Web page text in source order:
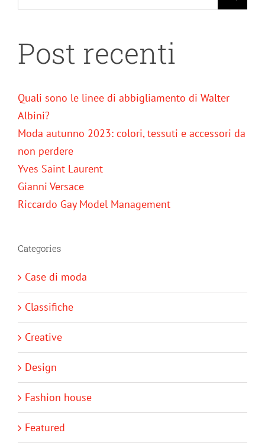
Post recenti
Quali sono le linee di abbigliamento di Walter
Albini?
Moda autunno 2023: colori, tessuti e accessori da
non perdere
Yves Saint Laurent
Gianni Versace
Riccardo Gay Model Management
Categories
Case di moda
Classifiche
Creative
Design
Fashion house
Featured